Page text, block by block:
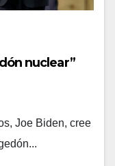
nuclear”
Joe Biden, cree